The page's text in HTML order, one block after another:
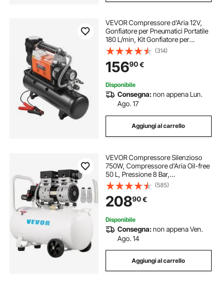
VEVOR Compressore d'Aria 12V,
Gonfiatore per Pneumatici Portatile
180 L/min, Kit Gonfiatore per
Pneumatici Serbatoio da 6 Litri, 10,3
Bar, Manometro Digitale, per
Camion, Auto, SUV, Camper
(314)
15690€
Disponibile
Consegna:non appena Lun.
Ago. 17
Aggiungi al carrello
VEVOR Compressore Silenzioso
750W, Compressore d'Aria Oil-free
50 L, Pressione 8 Bar,
Compressore d'Aria Silenzioso
220V, Compressore Aria Portatile,
Rumorosità: 68 dB, per Esigenze di
Gonfiaggio
(585)
20890€
Disponibile
Consegna:non appena Ven.
Ago. 14
Aggiungi al carrello